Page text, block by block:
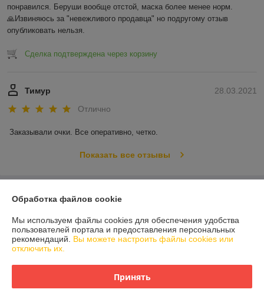
понравился. Беруши вообще отстой, маска более менее норм.
🙏Извиняюсь за "невежливого продавца" но подругому отзыв
опубликовать нельзя.
Сделка подтверждена через корзину
28.03.2021
Тимур
Отлично
Заказывали очки. Все оперативно, четко.
Показать все отзывы
О нас
Контакты
Доставка и оплата
Обработка файлов cookie
Мы используем файлы cookies для обеспечения удобства
пользователей портала и предоставления персональных
рекомендаций. Вы можете настроить файлы cookies или
отключить их.
Принять